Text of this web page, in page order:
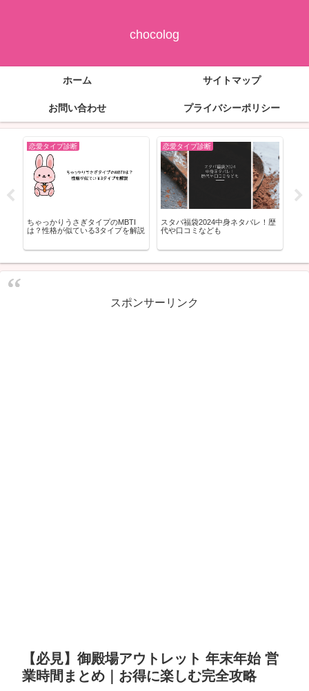
chocolog
ホーム サイトマップ
お問い合わせ プライバシーポリシー
恋愛タイプ診断
ちゃっかりうさぎタイプのMBTI
は？性格が似ている3タイプを解説
恋愛タイプ診断
スタバ福袋2024中身ネタバレ！歴
代や口コミなども
スポンサーリンク
【必見】御殿場アウトレット 年末年始 営
業時間まとめ｜お得に楽しむ完全攻略